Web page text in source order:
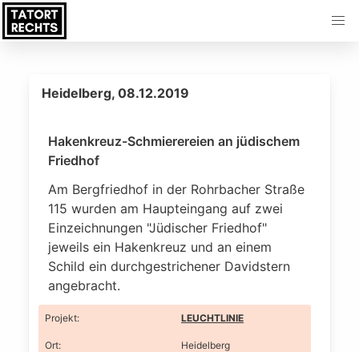
Heidelberg, 08.12.2019
Hakenkreuz-Schmierereien an jüdischem
Friedhof
Am Bergfriedhof in der Rohrbacher Straße
115 wurden am Haupteingang auf zwei
Einzeichnungen "Jüdischer Friedhof"
jeweils ein Hakenkreuz und an einem
Schild ein durchgestrichener Davidstern
angebracht.
Projekt: LEUCHTLINIE
Ort: Heidelberg